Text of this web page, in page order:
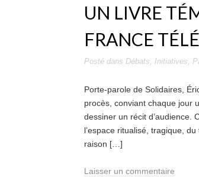
UN LIVRE
FRANCE
Posté dans Débats, Initiatives,
Porte-parole de Solidaires,
procès, conviant chaque jour
dessiner un récit d’audience.
l’espace ritualisé, tragique,
raison […]
Laisser un commentaire